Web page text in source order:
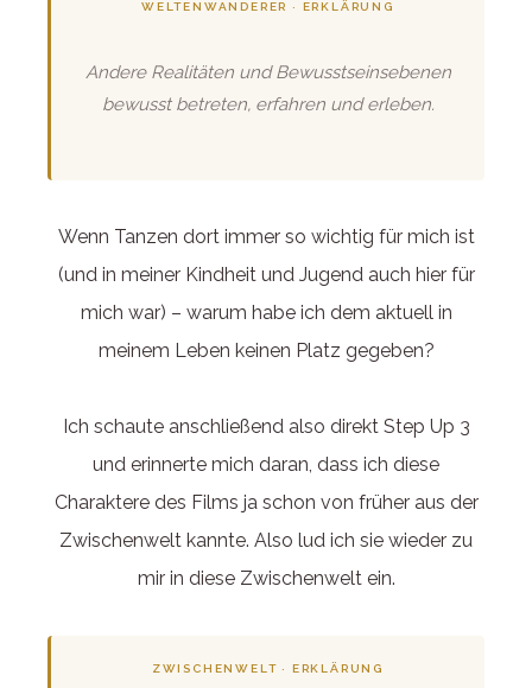
WELTENWANDERER · ERKLÄRUNG
Andere Realitäten und Bewusstseinsebenen
bewusst betreten, erfahren und erleben.
Wenn Tanzen dort immer so wichtig für mich ist
(und in meiner Kindheit und Jugend auch hier für
mich war) – warum habe ich dem aktuell in
meinem Leben keinen Platz gegeben?
Ich schaute anschließend also direkt Step Up 3
und erinnerte mich daran, dass ich diese
Charaktere des Films ja schon von früher aus der
Zwischenwelt kannte. Also lud ich sie wieder zu
mir in diese Zwischenwelt ein.
ZWISCHENWELT · ERKLÄRUNG